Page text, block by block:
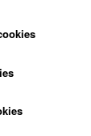
af den